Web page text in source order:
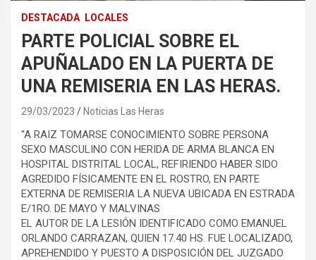
DESTACADA LOCALES
PARTE POLICIAL SOBRE EL
APUÑALADO EN LA PUERTA DE
UNA REMISERIA EN LAS HERAS.
29/03/2023 Noticias Las Heras
“A RAIZ TOMARSE CONOCIMIENTO SOBRE PERSONA
SEXO MASCULINO CON HERIDA DE ARMA BLANCA EN
HOSPITAL DISTRITAL LOCAL, REFIRIENDO HABER SIDO
AGREDIDO FÍSICAMENTE EN EL ROSTRO, EN PARTE
EXTERNA DE REMISERIA LA NUEVA UBICADA EN ESTRADA
E/1RO. DE MAYO Y MALVINAS
EL AUTOR DE LA LESIÓN IDENTIFICADO COMO EMANUEL
ORLANDO CARRAZAN, QUIEN 17.40 HS. FUE LOCALIZADO,
APREHENDIDO Y PUESTO A DISPOSICIÓN DEL JUZGADO